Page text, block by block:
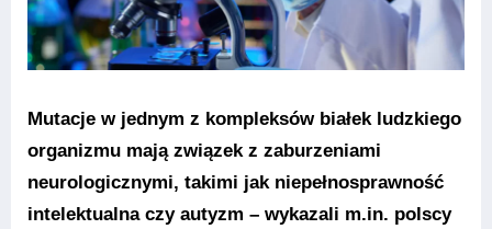
Mutacje w jednym z kompleksów białek ludzkiego
organizmu mają związek z zaburzeniami
neurologicznymi, takimi jak niepełnosprawność
intelektualna czy autyzm – wykazali m.in. polscy